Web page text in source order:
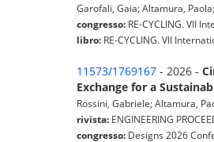
Garofali, Gaia; Altamura,
congresso: RE-CYCLING. VII
libro: RE-CYCLING. VII
11573/1769167 - 2026 -
Exchange for a
Rossini, Gabriele; Altamura,
rivista: ENGINEERING
congresso: Designs 2026